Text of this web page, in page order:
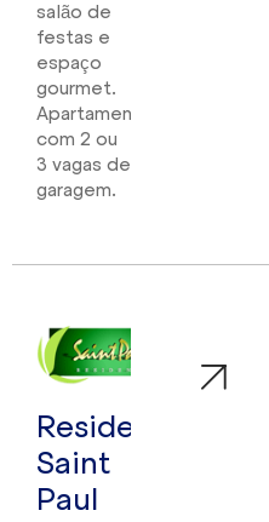
salão de
festas e
espaço
gourmet.
Apartamentos
com 2 ou
3 vagas de
garagem.
Residencial
Saint
Paul